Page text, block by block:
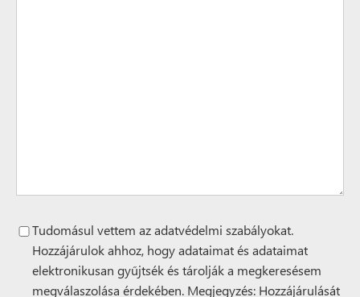
Tudomásul vettem az adatvédelmi szabályokat.
Hozzájárulok ahhoz, hogy adataimat és adataimat
elektronikusan gyűjtsék és tárolják a megkeresésem
megválaszolása érdekében. Megjegyzés: Hozzájárulását